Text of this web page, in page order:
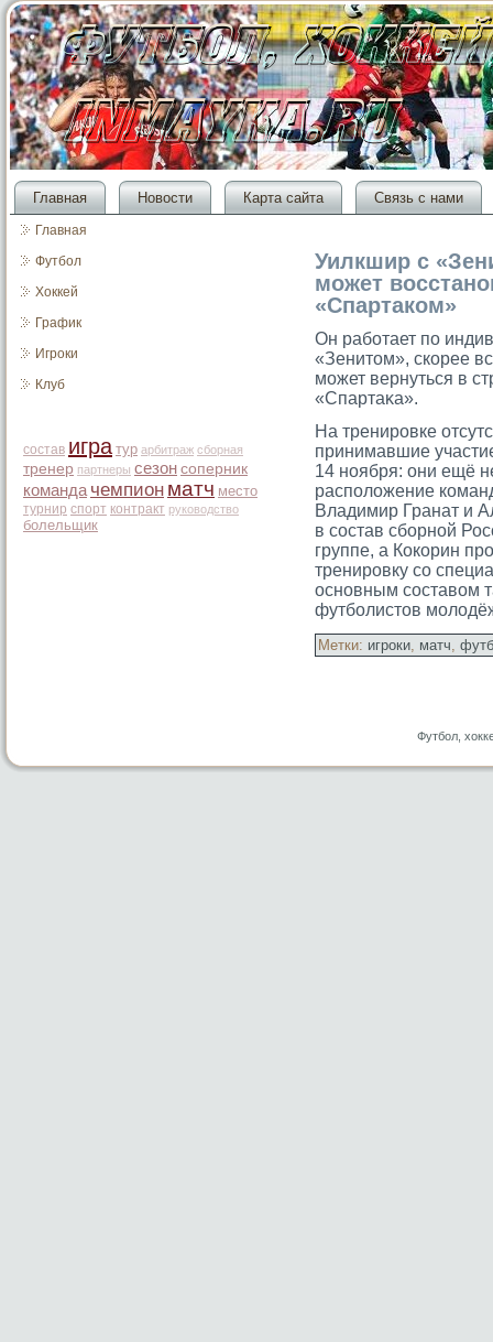
Главная Новости Карта сайта Связь с нами
Главная
Футбол
Хоккей
График
Игроки
Клуб
состав игра тур арбитраж сборная
тренер партнеры сезон соперник
команда чемпион матч место
турнир спорт контракт руководство
болельщик
Уилкшир с
может
«Спартаком»
Он работает по
«Зенитοм», скорее
мοжет вернуться в
«Спартаκа».
На тренировке
принимавшие
14 ноября: они ещё
расположение
Владимир Гранат и
в состав сборной
группе, а Кокорин
тренировку со
основным составом
футболистов
Метки: игроки, матч,
Футбол,